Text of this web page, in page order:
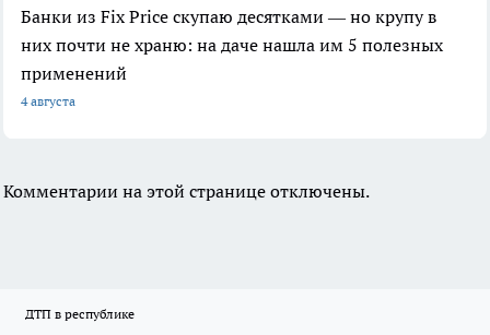
Банки из Fix Price скупаю десятками — но крупу в
них почти не храню: на даче нашла им 5 полезных
применений
4 августа
Комментарии на этой странице отключены.
ДТП в республике